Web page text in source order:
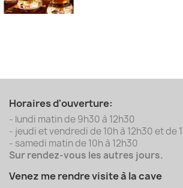
Horaires d'ouverture:
- lundi matin de 9h30 à 12h30
- jeudi et vendredi de 10h à 12h30 et de
- samedi matin de 10h à 12h30
Sur rendez-vous les autres jours.
Venez me rendre visite à la cave